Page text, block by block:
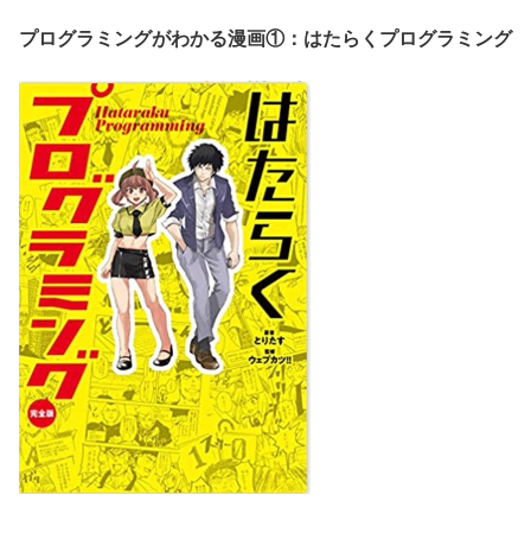
プログラミングがわかる漫画①：はたらくプログラミング